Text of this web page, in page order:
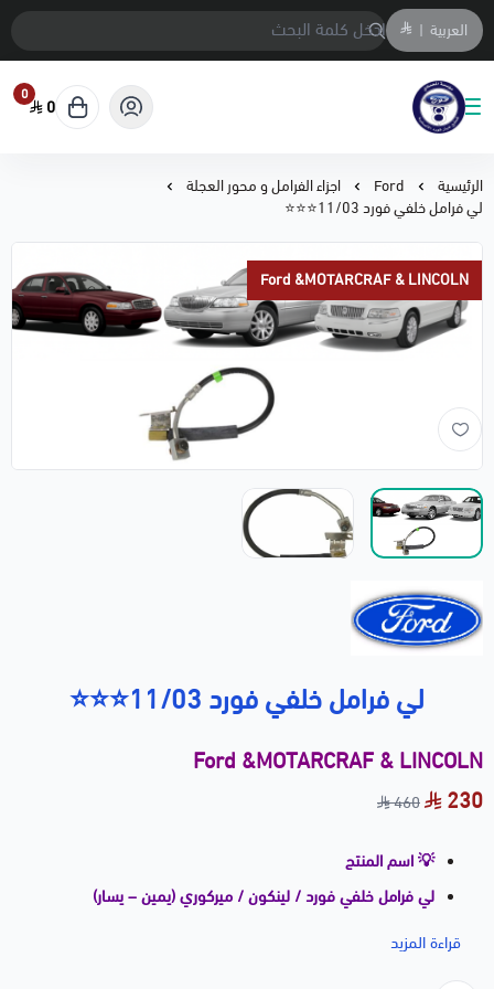
العربية |
متجر المحمادي لقطع السيارات
0
0
الرئيسية Ford
اجزاء الفرامل و محور العجلة
لي فرامل خلفي فورد 11/03⭐⭐⭐
Ford &MOTARCRAF & LINCOLN
لي فرامل خلفي فورد 11/03⭐⭐⭐
Ford &MOTARCRAF & LINCOLN
230
460
💡 اسم المنتج
لي فرامل خلفي فورد / لينكون / ميركوري (يمين – يسار)
2003–2011 ⭐⭐⭐
قراءة المزيد